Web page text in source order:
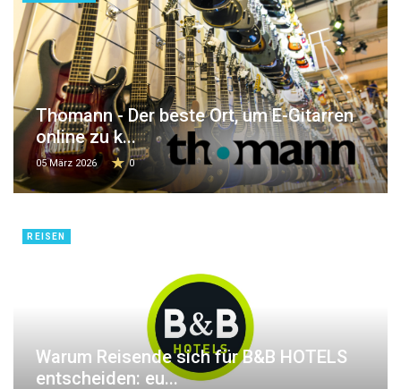
Thomann - Der beste Ort, um E-Gitarren
online zu k...
05 März 2026 0
REISEN
Warum Reisende sich für B&B HOTELS
entscheiden: eu...